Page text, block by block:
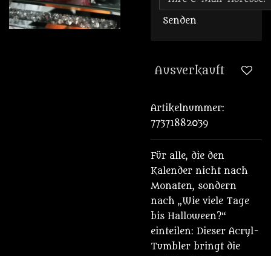
Senden
Ausverkauft
Artikelnummer:
77371882039
Für alle, die den
Kalender nicht nach
Monaten, sondern
nach „Wie viele Tage
bis Halloween?“
einteilen: Dieser Acryl-
Tumbler bringt die